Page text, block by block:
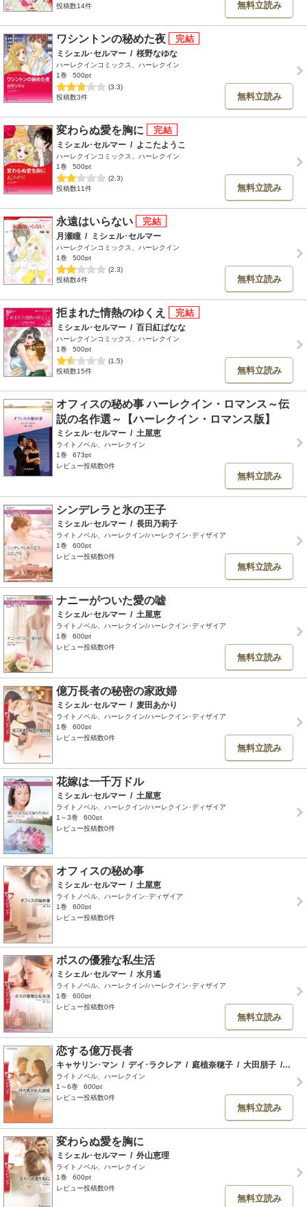
投稿数14件 無料立読み
ワシントンの秘めた夜
ミシェル･セルマー / 桜野なゆな
ハーレクインコミックス、ハーレクイン
1巻
500pt
(3.3)
投稿数3件
無料立読み
変わらぬ愛を胸に
ミシェル･セルマー / よこたようこ
ハーレクインコミックス、ハーレクイン
1巻
500pt
(2.3)
投稿数11件
無料立読み
永遠はいらない
月瀬瞳 / ミシェル･セルマー
ハーレクインコミックス、ハーレクイン
1巻
500pt
(2.3)
投稿数4件
無料立読み
拒まれた情熱のゆくえ
ミシェル･セルマー / 百日紅ばなな
ハーレクインコミックス、ハーレクイン
1巻
500pt
(1.5)
投稿数15件
無料立読み
オフィスの秘め事 ハーレクイン・ロマンス～伝
説の名作選～【ハーレクイン・ロマンス版】
ミシェル･セルマー / 土屋恵
ライトノベル、ハーレクイン
1巻
673pt
レビュー投稿数0件
無料立読み
シンデレラと氷の王子
ミシェル･セルマー / 長田乃莉子
ライトノベル、ハーレクイン/ハーレクイン･ディザイア
1巻
600pt
レビュー投稿数0件
無料立読み
ナニーがついた愛の嘘
ミシェル･セルマー / 土屋恵
ライトノベル、ハーレクイン/ハーレクイン･ディザイア
1巻
600pt
レビュー投稿数0件
無料立読み
億万長者の秘密の家政婦
ミシェル･セルマー / 麦田あかり
ライトノベル、ハーレクイン/ハーレクイン･ディザイア
1巻
600pt
レビュー投稿数0件
無料立読み
花嫁は一千万ドル
ミシェル･セルマー / 土屋恵
ライトノベル、ハーレクイン/ハーレクイン･ディザイア
1～3巻
600pt
レビュー投稿数0件
オフィスの秘め事
ミシェル･セルマー / 土屋恵
ライトノベル、ハーレクイン･ディザイア
1巻
600pt
レビュー投稿数0件
ボスの優雅な私生活
ミシェル･セルマー / 水月遙
ライトノベル、ハーレクイン/ハーレクイン･ディザイア
1巻
600pt
レビュー投稿数0件
無料立読み
恋する億万長者
キャサリン･マン / デイ･ラクレア / 庭植奈穂子 / 大田朋子 / サン
ライトノベル、ハーレクイン
1～6巻
600pt
レビュー投稿数0件
無料立読み
変わらぬ愛を胸に
ミシェル･セルマー / 外山恵理
ライトノベル、ハーレクイン
1巻
600pt
レビュー投稿数0件
無料立読み